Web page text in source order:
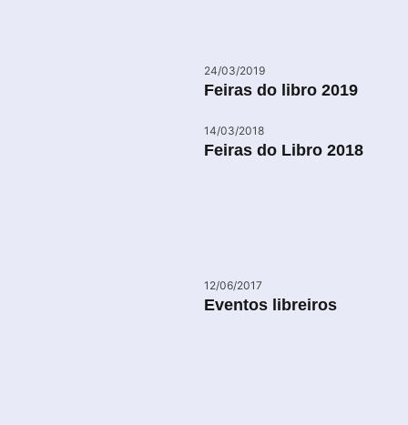
24/03/2019
Feiras do libro 2019
14/03/2018
Feiras do Libro 2018
12/06/2017
Eventos libreiros